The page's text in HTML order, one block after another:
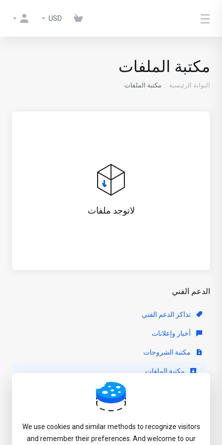
USD
مكتبة الملفات
البوابة الرئيسية مكتبة الملفات
الدعم الفني
تذاكر الدعم الفني
أخبار وإعلانات
مكتبة الشروحات
مكتبة الملفات
لاتوجد ملفات
We use cookies and similar methods to recognize visitors
and remember their preferences. And welcome to our